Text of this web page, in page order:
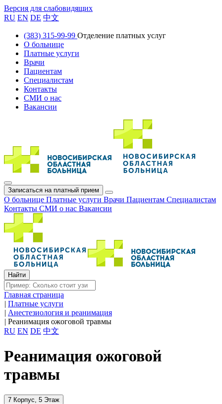
Версия для слабовидящих
RU EN DE 中文
(383) 315-99-99 Отделение платных услуг
О больнице
Платные услуги
Врачи
Пациентам
Специалистам
Контакты
СМИ о нас
Вакансии
Записаться на платный прием
О больнице Платные услуги Врачи Пациентам Специалистам
Контакты СМИ о нас Вакансии
Главная страница
| Платные услуги
| Анестезиология и реанимация
| Реанимация ожоговой травмы
RU EN DE 中文
Реанимация ожоговой
травмы
7 Корпус, 5 Этаж